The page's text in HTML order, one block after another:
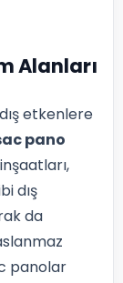
Alanları
etkenlere
pano
dış
da
panolar